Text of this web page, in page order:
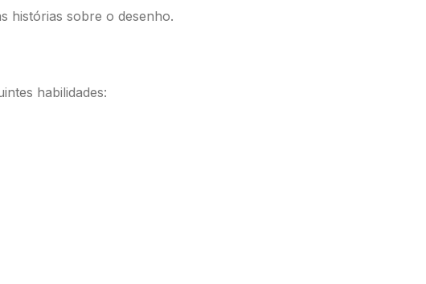
histórias sobre o desenho.
habilidades: